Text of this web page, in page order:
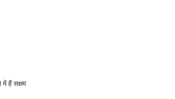
हैं सक्षम